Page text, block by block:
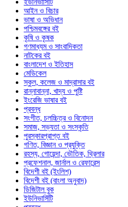
আইন ও বিচার
ভাষা ও অভিধান
পশ্চিমবঙ্গের বই
কৃষি ও কৃষক
গণমাধ্যম ও সাংবাদিকতা
নাটকের বই
বাংলাদেশ ও ইতিহাস
মেডিকেল
স্কুল, কলেজ ও মাদ্রাসার বই
রান্নাবান্না, খাদ্য ও পুষ্টি
ইংরেজি ভাষার বই
প্রবন্ধ
সংগীত, চলচ্চিত্র ও বিনোদন
সমাজ, সভ্যতা ও সংস্কৃতি
পুরস্কারপ্রাপ্ত বই
গণিত, বিজ্ঞান ও প্রযুক্তি
রহস্য, গোয়েন্দা, ভৌতিক, থ্রিলার
প্রফেশনাল, জার্নাল ও রেফারেন্স
বিদেশী বই (ইংলিশ)
বিদেশী বই (বাংলা অনুবাদ)
ডিজিটাল বুক
ইউনিভার্সিটি